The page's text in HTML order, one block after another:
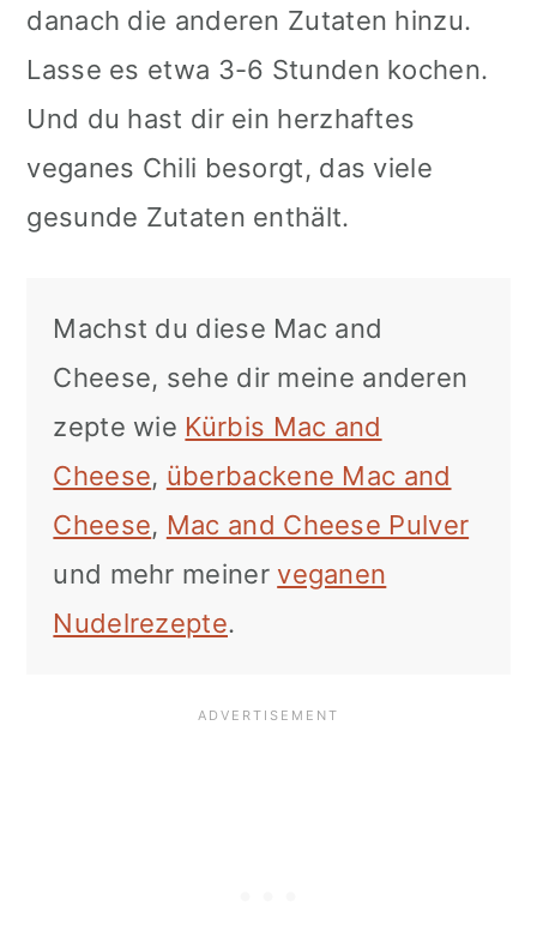
danach die anderen Zutaten hinzu.
Lasse es etwa 3-6 Stunden kochen.
Und du hast dir ein herzhaftes
veganes Chili besorgt, das viele
gesunde Zutaten enthält.
Machst du diese Mac and
Cheese, sehe dir meine anderen
zepte wie Kürbis Mac and
Cheese, überbackene Mac and
Cheese, Mac and Cheese Pulver
und mehr meiner veganen
Nudelrezepte.